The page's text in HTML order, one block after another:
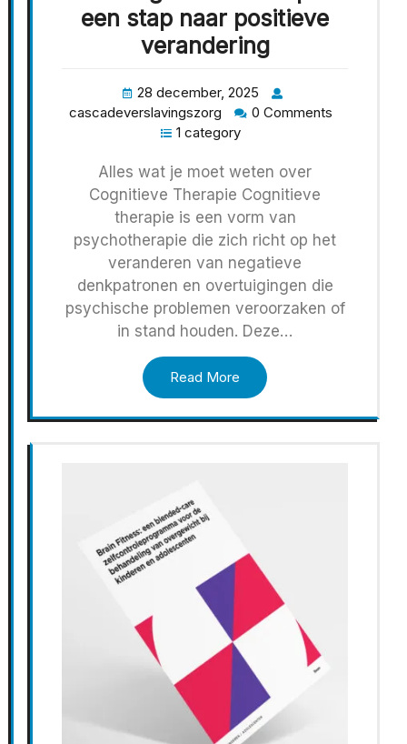
een stap naar positieve
verandering
28 december, 2025
cascadeverslavingszorg
0 Comments
1 category
Alles wat je moet weten over
Cognitieve Therapie Cognitieve
therapie is een vorm van
psychotherapie die zich richt op het
veranderen van negatieve
denkpatronen en overtuigingen die
psychische problemen veroorzaken of
in stand houden. Deze…
Read More